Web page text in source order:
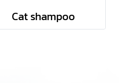
Cat shampoo